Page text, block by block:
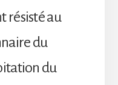
résisté au
du
du